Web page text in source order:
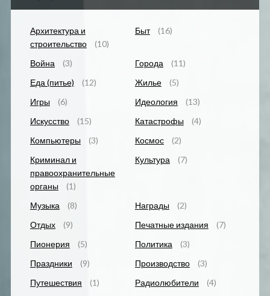
Архитектура и
строительство
(10)
Быт (16)
Война (3) Города
(11)
Еда (питье)
(12) Жилье
(5)
Игры
(6) Идеология
(13)
Искусство
(15) Катастрофы
(4)
Компьютеры
(3) Космос
(2)
Криминал и
правоохранительные
органы
(1)
Культура (7)
Музыка (8) Награды
(2)
Отдых
(9) Печатные издания
(7)
Пионерия
(5) Политика
(3)
Праздники
(9) Производство
(3)
Путешествия
(1) Радиолюбители
(4)